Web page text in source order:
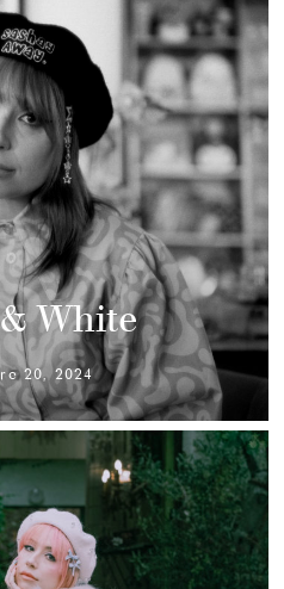
White
20, 2024